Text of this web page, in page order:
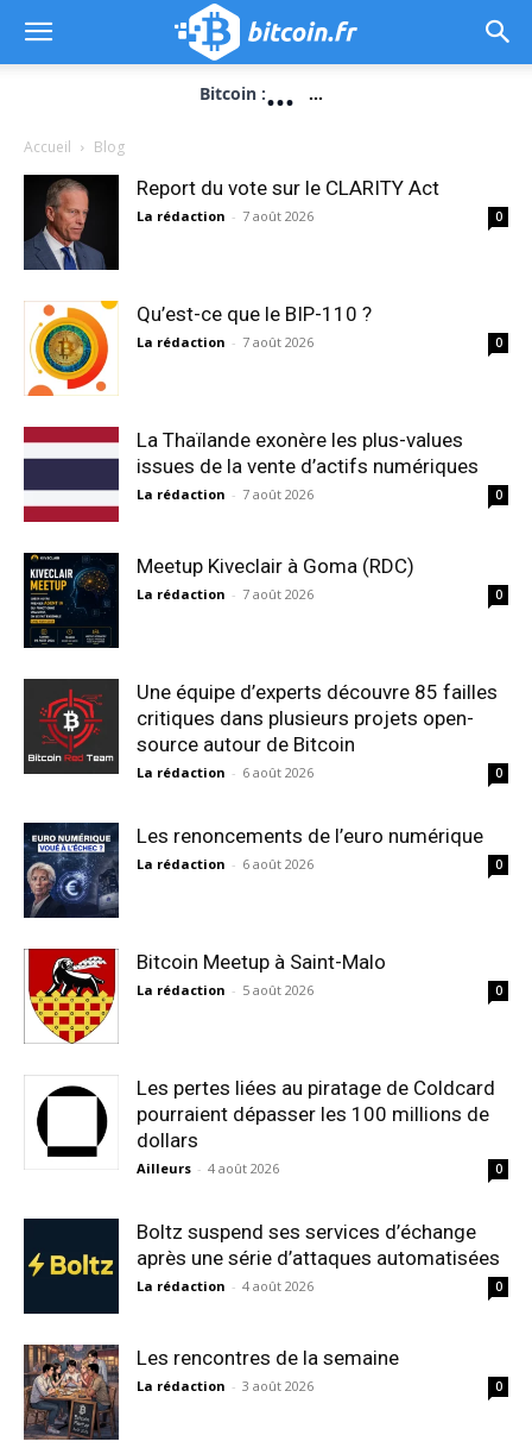
Bitcoin :... ...
Accueil Blog
Report du vote sur le CLARITY Act
La rédaction - 7 août 2026 0
Qu’est-ce que le BIP-110 ?
La rédaction - 7 août 2026 0
La Thaïlande exonère les plus-values
issues de la vente d’actifs numériques
La rédaction - 7 août 2026 0
Meetup Kiveclair à Goma (RDC)
La rédaction - 7 août 2026 0
Une équipe d’experts découvre 85 failles
critiques dans plusieurs projets open-
source autour de Bitcoin
La rédaction - 6 août 2026 0
Les renoncements de l’euro numérique
La rédaction - 6 août 2026 0
Bitcoin Meetup à Saint-Malo
La rédaction - 5 août 2026 0
Les pertes liées au piratage de Coldcard
pourraient dépasser les 100 millions de
dollars
Ailleurs - 4 août 2026 0
Boltz suspend ses services d’échange
après une série d’attaques automatisées
La rédaction - 4 août 2026 0
Les rencontres de la semaine
La rédaction - 3 août 2026 0